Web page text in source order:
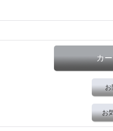
お
お